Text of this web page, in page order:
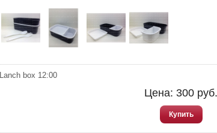
Lanch box 12:00
Цена: 300 руб.
Купить